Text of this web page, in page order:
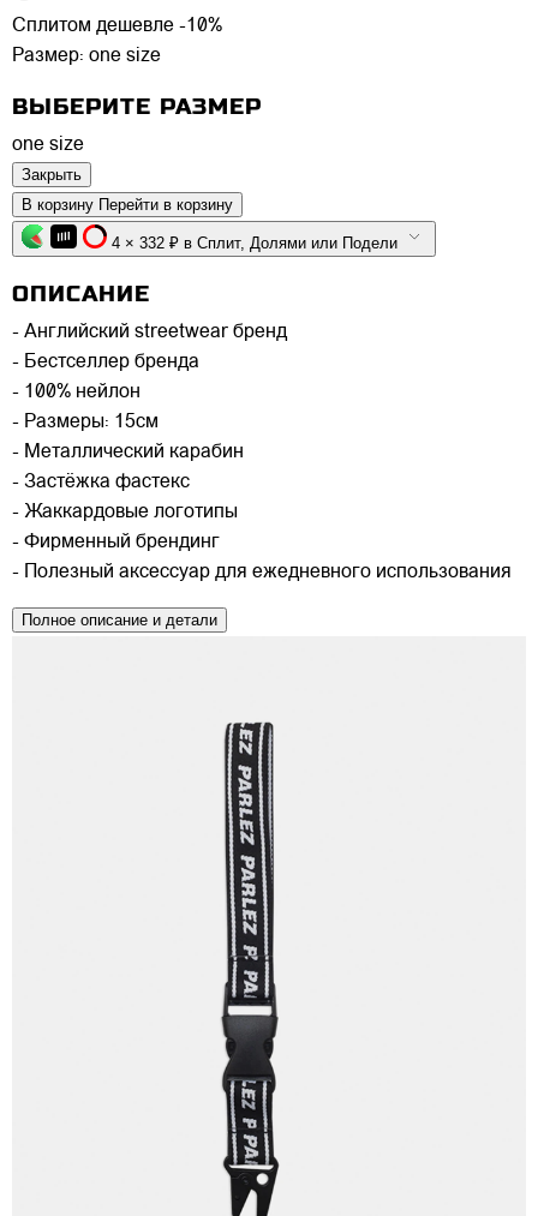
Сплитом дешевле -10%
Размер: one size
ВЫБЕРИТЕ РАЗМЕР
one size
Закрыть
В корзину Перейти в корзину
4 × 332 ₽ в Сплит, Долями или Подели
ОПИСАНИЕ
- Английский streetwear бренд
- Бестселлер бренда
- 100% нейлон
- Размеры: 15см
- Металлический карабин
- Застёжка фастекс
- Жаккардовые логотипы
- Фирменный брендинг
- Полезный аксессуар для ежедневного использования
Полное описание и детали